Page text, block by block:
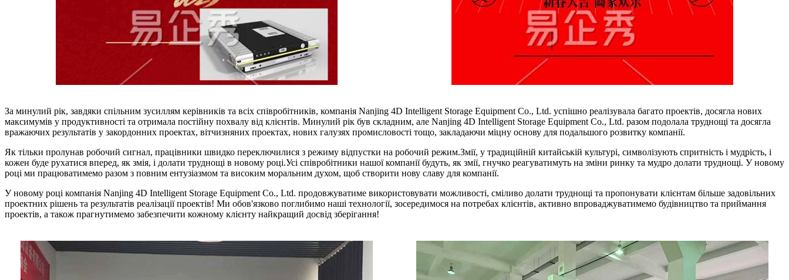
За минулий рік, завдяки спільним зусиллям керівників та всіх співробітників, компанія Nanjing 4D Intelligent Storage Equipment Co., Ltd. успішно реалізувала багато проектів, досягла нових
максимумів у продуктивності та отримала постійну похвалу від клієнтів. Минулий рік був складним, але Nanjing 4D Intelligent Storage Equipment Co., Ltd. разом подолала труднощі та досягла
вражаючих результатів у закордонних проектах, вітчизняних проектах, нових галузях промисловості тощо, закладаючи міцну основу для подальшого розвитку компанії.
Як тільки пролунав робочий сигнал, працівники швидко переключилися з режиму відпустки на робочий режим.Змії, у традиційній китайській культурі, символізують спритність і мудрість, і
кожен буде рухатися вперед, як змія, і долати труднощі в новому році.Усі співробітники нашої компанії будуть, як змії, гнучко реагуватимуть на зміни ринку та мудро долати труднощі. У новому
році ми працюватимемо разом з повним ентузіазмом та високим моральним духом, щоб створити нову славу для компанії.
У новому році компанія Nanjing 4D Intelligent Storage Equipment Co., Ltd. продовжуватиме використовувати можливості, сміливо долати труднощі та пропонувати клієнтам більше задовільних
проектних рішень та результатів реалізації проектів! Ми обов'язково поглибимо наші технології, зосередимося на потребах клієнтів, активно впроваджуватимемо будівництво та приймання
проектів, а також прагнутимемо забезпечити кожному клієнту найкращий досвід зберігання!